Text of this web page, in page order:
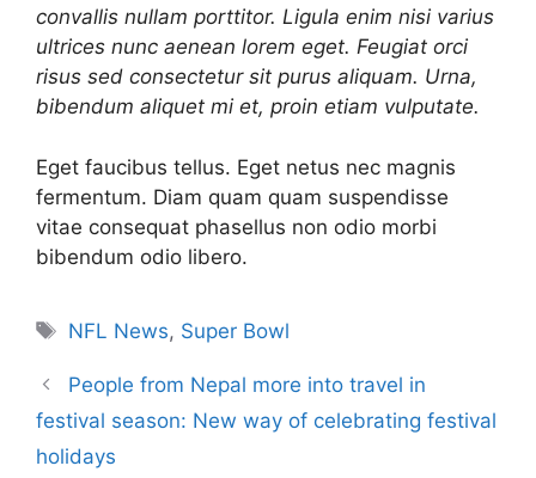
convallis nullam porttitor. Ligula enim nisi varius
ultrices nunc aenean lorem eget. Feugiat orci
risus sed consectetur sit purus aliquam. Urna,
bibendum aliquet mi et, proin etiam vulputate.
Eget faucibus tellus. Eget netus nec magnis
fermentum. Diam quam quam suspendisse
vitae consequat phasellus non odio morbi
bibendum odio libero.
Tags
NFL News, Super Bowl
People from Nepal more into travel in
festival season: New way of celebrating festival
holidays